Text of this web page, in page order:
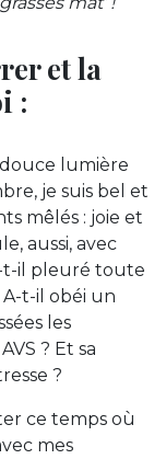
et la
:
lumière
je suis bel et
mêlés : joie et
aussi, avec
t-il pleuré toute
A-t-il obéi un
les
? Et sa
?
ce temps où
mes